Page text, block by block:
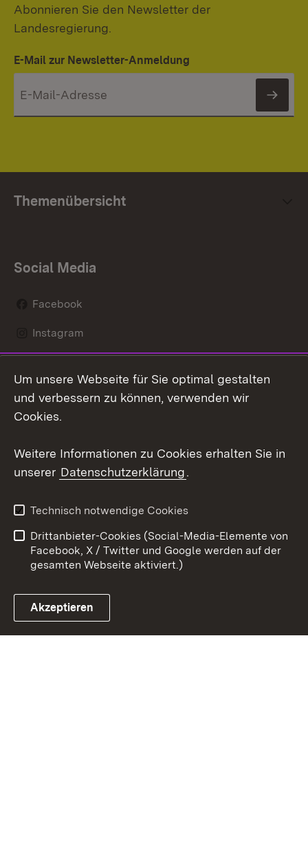
Abonnieren Sie den Newsletter der
Landesregierung.
E-Mail zur Newsletter-Anmeldung
Themenübersicht
Social Media
Facebook
Instagram
Mastodon
Youtube
Link zum Landesportal
Kontakt
Datenschutz
Barrierefreiheit
Impressum Cookies
Um unsere Webseite für Sie optimal gestalten
und verbessern zu können, verwenden wir
Cookies.
Weitere Informationen zu Cookies erhalten Sie in
unserer Datenschutzerklärung.
Technisch notwendige Cookies
Drittanbieter-Cookies (Social-Media-Elemente von
Facebook, X / Twitter und Google werden auf der
gesamten Webseite aktiviert.)
Akzeptieren